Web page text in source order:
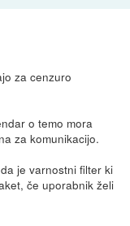
za cenzuro
o temo mora
za komunikacijo.
je varnostni filter ki
če uporabnik želi